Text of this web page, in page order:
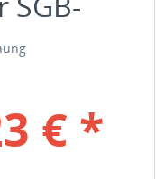
€ *